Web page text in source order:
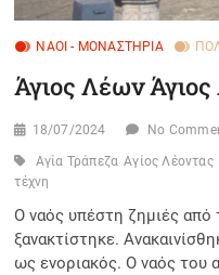
ΝΑΟΊ - ΜΟΝΑΣΤΉΡΙΑ
Άγιος Λέων
18/07/2024 No
Αγία Τράπεζα Αγίος Λέοντας
τέχνη
Ο ναός υπέστη ζημιές από
ξανακτίστηκε.
ως ενοριακός. Ο ναός του